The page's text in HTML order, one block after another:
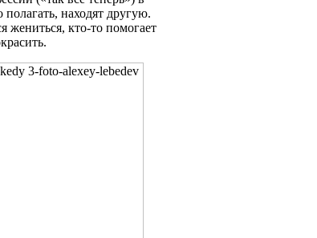
находят другую.
жениться, кто-то помогает